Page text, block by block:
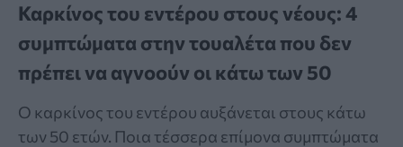
Καρκίνος του εντέρου στους νέους: 4
συμπτώματα στην τουαλέτα που δεν
πρέπει να αγνοούν οι κάτω των 50
Ο καρκίνος του εντέρου αυξάνεται στους κάτω
των 50 ετών. Ποια τέσσερα επίμονα συμπτώματα